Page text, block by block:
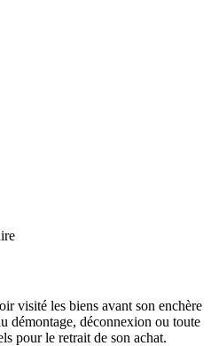
visité les biens avant son enchère
démontage, déconnexion ou toute
pour le retrait de son achat.